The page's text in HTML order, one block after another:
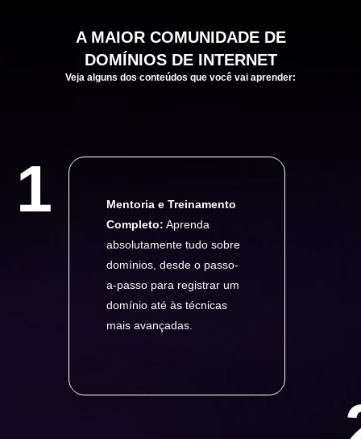
A MAIORCOMUNIDADE DE
DOMÍNIOS DE INTERNET
Veja alguns dos conteúdos que você vai aprender:
1
Mentoria e Treinamento
Completo: Aprenda
absolutamente tudo sobre
domínios, desde o passo-
a-passo para registrar um
domínio até às técnicas
mais avançadas.